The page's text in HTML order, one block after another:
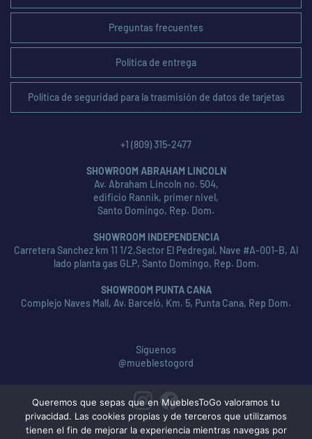
Preguntas frecuentes
Política de entrega
Política de seguridad para la trasmisión de datos de tarjetas
+1 (809) 315-2477
SHOWROOM ABRAHAM LINCOLN
Av. Abraham Lincoln no. 504,
edificio Rannik, primer nivel,
Santo Domingo, Rep. Dom.
SHOWROOM INDEPENDENCIA
Carretera Sanchez km 11 1/2,Sector El Pedregal, Nave #A-001-B, Al
lado planta gas GLP, Santo Domingo, Rep. Dom.
SHOWROOM PUNTA CANA
Complejo Naves Mall, Av. Barceló, Km. 5, Punta Cana, Rep Dom.
Síguenos
@mueblestogord
Queremos que sepas que en MueblesToGo valoramos tu
privacidad. Las cookies propias y de terceros que utilizamos
tienen el fin de mejorar la experiencia mientras navegas por